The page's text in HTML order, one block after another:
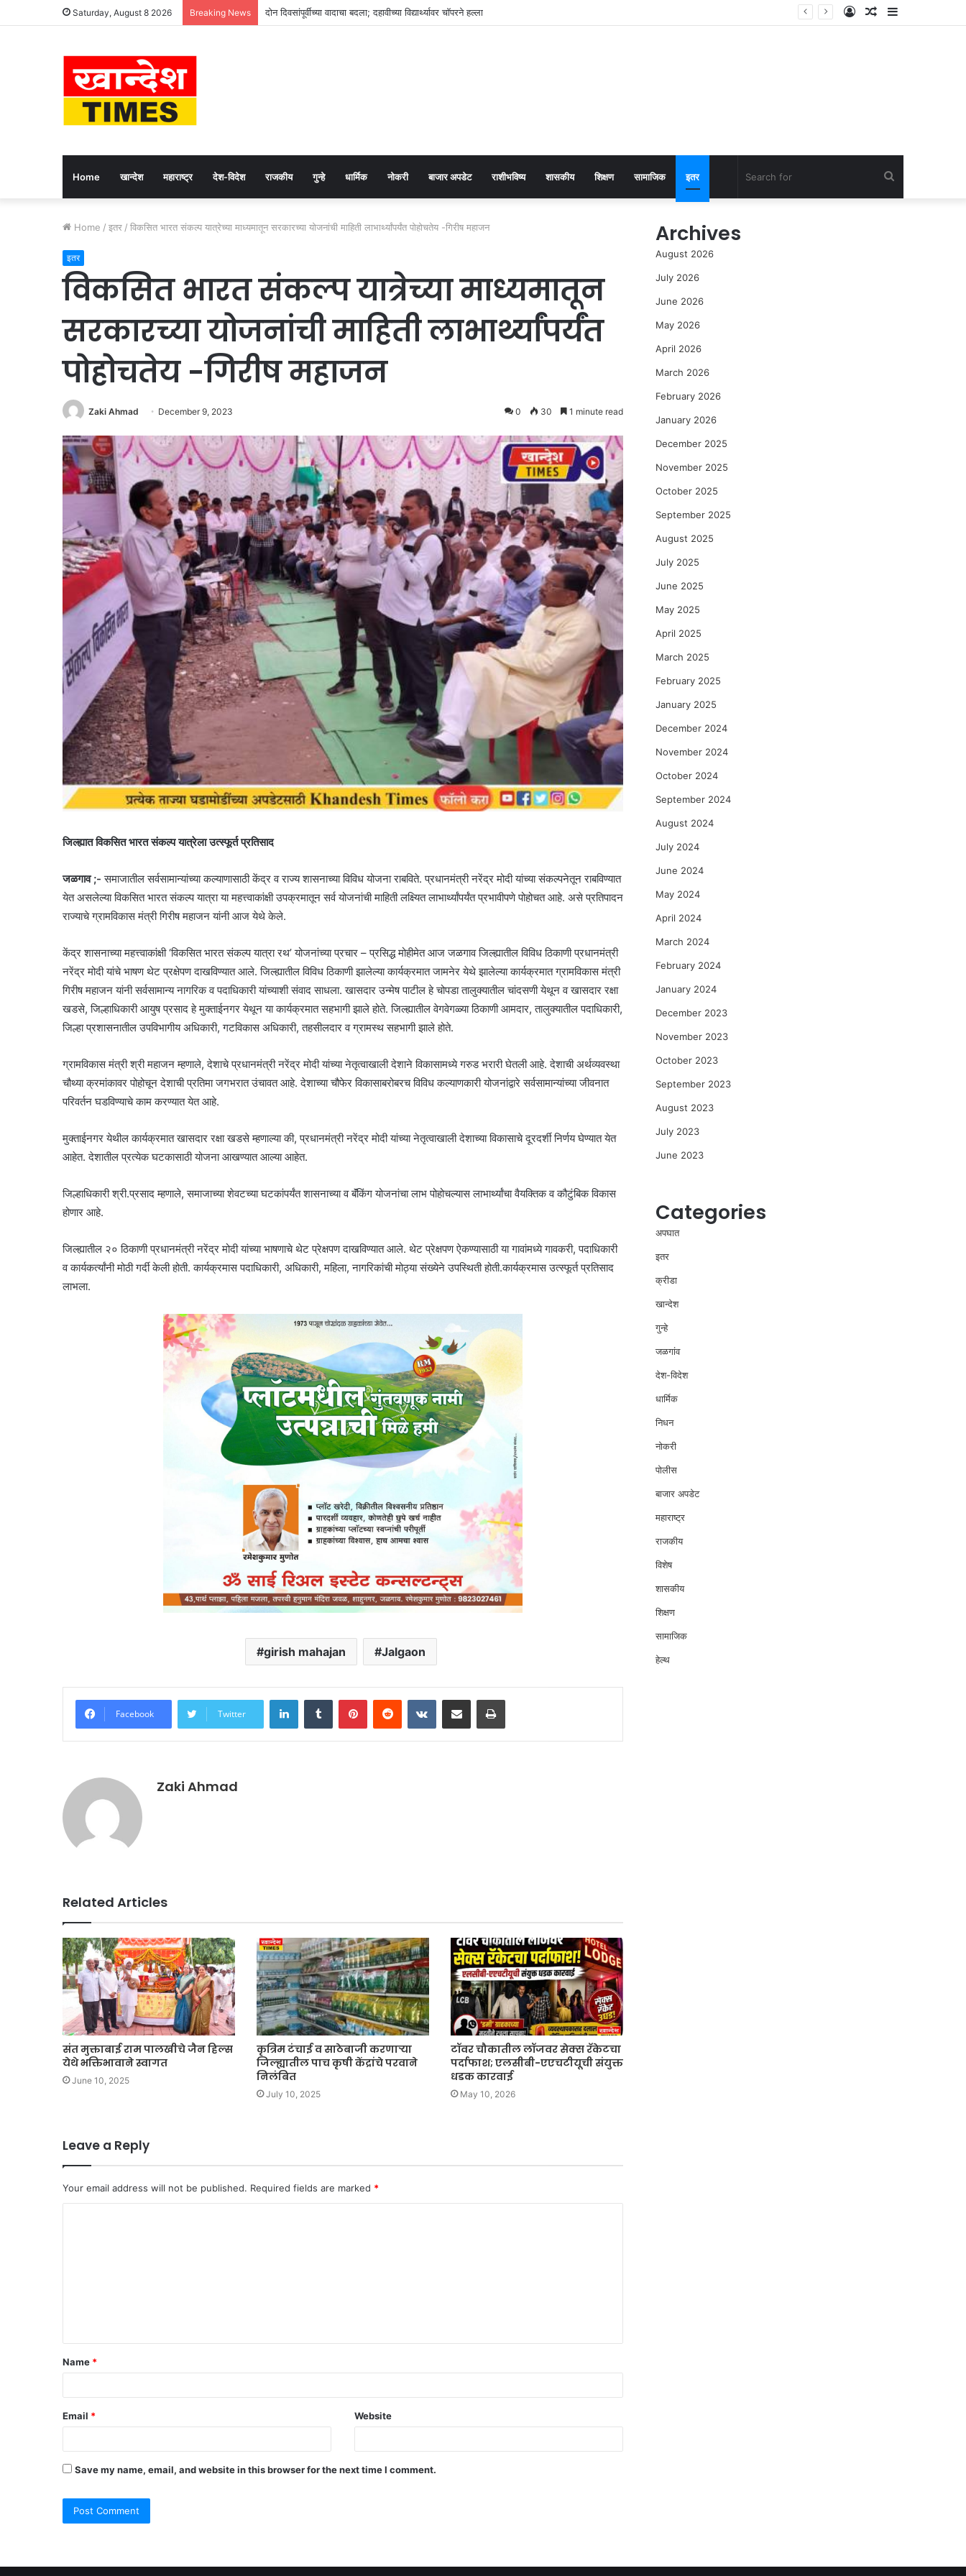
Saturday, August 8 2026 Breaking News दोन दिवसांपूर्वीच्या वादाचा बदला; दहावीच्या विद्यार्थ्यावर चॉपरने हल्ला Sidebar
Random
Log
Home खान्देश महाराष्ट्र देश-विदेश राजकीय गुन्हे धार्मिक नोकरी बाजार अपडेट राशीभविष्य शासकीय शिक्षण सामाजिक इतर
Home / इतर / विकसित भारत संकल्प यात्रेच्या माध्यमातून सरकारच्या योजनांची माहिती लाभार्थ्यांपर्यंत पोहोचतेय -गिरीष महाजन
इतर
विकसित भारत संकल्प यात्रेच्या माध्यमातून
सरकारच्या योजनांची माहिती लाभार्थ्यांपर्यंत
पोहोचतेय -गिरीष महाजन
Zaki Ahmad December 9, 2023 0 30 1 minute read
जिल्ह्यात विकसित भारत संकल्प यात्रेला उत्स्फूर्त प्रतिसाद
जळगाव ;- समाजातील सर्वसामान्यांच्या कल्याणासाठी केंद्र व राज्य शासनाच्या विविध योजना राबविते. प्रधानमंत्री नरेंद्र मोदी यांच्या संकल्पनेतून राबविण्यात
येत असलेल्या विकसित भारत संकल्प यात्रा या महत्त्वाकांक्षी उपक्रमातून सर्व योजनांची माहिती लक्ष्यित लाभार्थ्यांपर्यंत प्रभावीपणे पोहोचत आहे. असे प्रतिपादन
राज्याचे ग्रामविकास मंत्री गिरीष महाजन यांनी आज येथे केले.
केंद्र शासनाच्या महत्त्वाकांक्षी ‘विकसित भारत संकल्प यात्रा रथ’ योजनांच्या प्रचार – प्रसिद्ध मोहीमेत आज जळगाव जिल्ह्यातील विविध ठिकाणी प्रधानमंत्री
नरेंद्र मोदी यांचे भाषण थेट प्रक्षेपण दाखविण्यात आले‌. जिल्ह्यातील विविध ठिकाणी झालेल्या कार्यक्रमात जामनेर येथे झालेल्या कार्यक्रमात ग्रामविकास मंत्री
गिरीष महाजन यांनी सर्वसामान्य नागरिक व पदाधिकारी यांच्याशी संवाद साधला. खासदार उन्मेष पाटील हे चोपडा तालुक्यातील चांदसणी येथून व खासदार रक्षा
खडसे, जिल्हाधिकारी आयुष प्रसाद हे मुक्ताईनगर येथून या कार्यक्रमात सहभागी झाले होते. जिल्ह्यातील वेगवेगळ्या ठिकाणी आमदार, तालुक्यातील पदाधिकारी,
जिल्हा प्रशासनातील उपविभागीय अधिकारी, गटविकास अधिकारी,‌ तहसीलदार व ग्रामस्थ सहभागी झाले होते.
ग्रामविकास मंत्री श्री महाजन म्हणाले, देशाचे प्रधानमंत्री नरेंद्र मोदी यांच्या नेतृत्वाखाली देशाने विकासामध्ये गरुड भरारी घेतली आहे. देशाची अर्थव्यवस्था
चौथ्या क्रमांकावर पोहोचून देशाची प्रतिमा जगभरात उंचावत आहे. देशाच्या चौफेर विकासाबरोबरच विविध कल्याणकारी योजनांद्वारे सर्वसामान्यांच्या जीवनात
परिवर्तन घडविण्याचे काम करण्यात येत आहे.
मुक्ताईनगर येथील कार्यक्रमात खासदार रक्षा खडसे म्हणाल्या की, प्रधानमंत्री नरेंद्र मोदी यांच्या नेतृत्वाखाली देशाच्या विकासाचे दूरदर्शी निर्णय घेण्यात येत
आहेत. देशातील प्रत्येक घटकासाठी योजना आखण्यात आल्या आहेत.
जिल्हाधिकारी श्री.प्रसाद म्हणाले, समाजाच्या शेवटच्या घटकांपर्यंत शासनाच्या व बॅंकिंग योजनांचा लाभ पोहोचल्यास लाभार्थ्यांचा वैयक्तिक व कौटुंबिक विकास
होणार आहे.
जिल्ह्यातील २० ठिकाणी प्रधानमंत्री नरेंद्र मोदी यांच्या भाषणाचे थेट प्रेक्षपण दाखविण्यात आले. थेट प्रेक्षपण ऐकण्यासाठी या गावांमध्ये गावकरी, पदाधिकारी
व कार्यकर्त्यांनी मोठी गर्दी केली होती. कार्यक्रमास पदाधिकारी, अधिकारी, महिला, नागरिकांची मोठ्या संख्येने उपस्थिती होती.‌कार्यक्रमास उत्स्फूर्त प्रतिसाद
लाभला.
girish mahajan Jalgaon
Facebook Twitter
LinkedInTumblr PinterestReddit VKontakteShare via Email Print
Zaki Ahmad
Related Articles
संत मुक्ताबाई राम पालखीचे जैन हिल्स
येथे भक्तिभावाने स्वागत
June 10, 2025
कृत्रिम टंचाई व साठेबाजी करणाऱ्या
जिल्ह्यातील पाच कृषी केंद्रांचे परवाने
निलंबित
July 10, 2025
टॉवर चौकातील लॉजवर सेक्स रॅकेटचा
पर्दाफाश; एलसीबी-एएचटीयूची संयुक्त
धडक कारवाई
May 10, 2026
Leave a Reply
Your email address will not be published. Required fields are marked *
t
*
Name *
Email * Website
Save my name, email, and website in this browser for the next time I comment.
Archives
August 2026
July 2026
June 2026
May 2026
April 2026
March 2026
February 2026
January 2026
December 2025
November 2025
October 2025
September 2025
August 2025
July 2025
June 2025
May 2025
April 2025
March 2025
February 2025
January 2025
December 2024
November 2024
October 2024
September 2024
August 2024
July 2024
June 2024
May 2024
April 2024
March 2024
February 2024
January 2024
December 2023
November 2023
October 2023
September 2023
August 2023
July 2023
June 2023
Categories
अपघात
इतर
क्रीडा
खान्देश
गुन्हे
जळगांव
देश-विदेश
धार्मिक
निधन
नोकरी
पोलीस
बाजार अपडेट
महाराष्ट्र
राजकीय
विशेष
शासकीय
शिक्षण
सामाजिक
हेल्थ